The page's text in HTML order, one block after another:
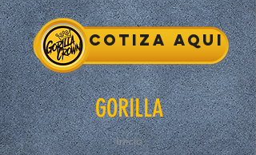
Cotiza aqui
GORILLA
Inicio